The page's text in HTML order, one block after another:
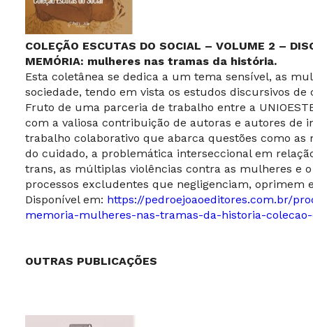
COLEÇÃO ESCUTAS DO SOCIAL – VOLUME 2 –
MEMÓRIA: mulheres nas tramas da história.
Esta coletânea se dedica a um tema sensível, as
sociedade, tendo em vista os estudos discursivos
Fruto de uma parceria de trabalho entre a
com a valiosa contribuição de autoras e autores de
trabalho colaborativo que abarca questões como as
do cuidado, a problemática interseccional em
trans, as múltiplas violências contra as mulheres e
processos excludentes que negligenciam, oprimem
Disponível em: https://pedroejoaoeditores.com.br/
memoria-mulheres-nas-tramas-da-historia-
OUTRAS PUBLICAÇÕES